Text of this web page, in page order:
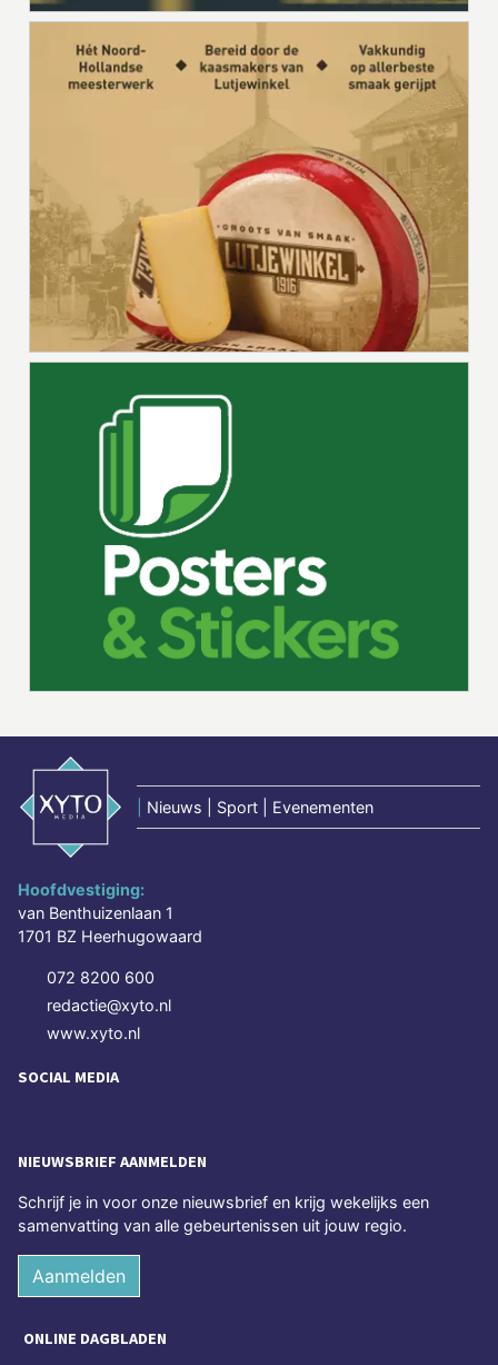
Nieuws | Sport | Evenementen
Hoofdvestiging:
van Benthuizenlaan 1
1701 BZ Heerhugowaard
072 8200 600
redactie@xyto.nl
www.xyto.nl
SOCIAL MEDIA
NIEUWSBRIEF AANMELDEN
Schrijf je in voor onze nieuwsbrief en krijg wekelijks een
samenvatting van alle gebeurtenissen uit jouw regio.
Aanmelden
ONLINE DAGBLADEN